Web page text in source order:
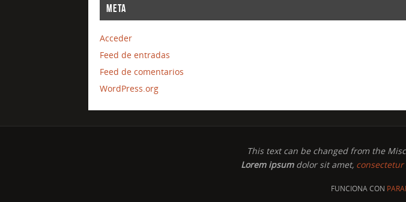
META
Acceder
Feed de entradas
Feed de comentarios
WordPress.org
This text can be changed from the
Lorem ipsumdolor sit amet,
FUNCIONA CON